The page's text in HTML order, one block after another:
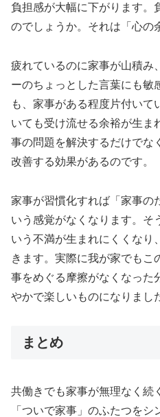
負担感が大幅に下がります。
のでしょうか。それは「心の
疲れているのに家事が山積み
ーのちょっとした言葉にも敏
も、家事がある程度片付いて
いても受け流せる余裕が生ま
事の問題を解決するだけでな
改善する効果があるのです。
家事が習慣化すれば「家事の
いう感覚がなくなります。
いう不満が生まれにくくなり
きます。実際に我が家でもこ
事をめぐる摩擦がなくなった
やかで楽しいものになりまし
まとめ
共働きでも家事が無理なく続
「ついで家事」のふたつを